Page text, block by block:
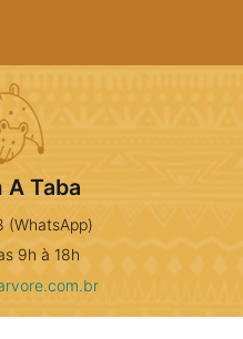
A Taba
(WhatsApp)
9h à 18h